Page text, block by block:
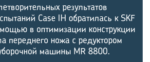
результатов
Case IH обратилась к SKF
в оптимизации конструкции
переднего ножа с редуктором
машины MR 8800.